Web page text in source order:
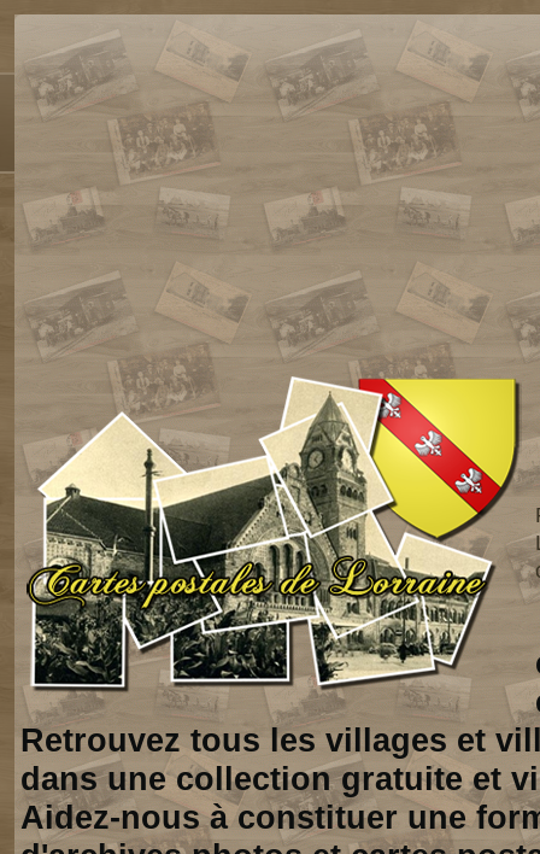
Retrouvez tous les villages et
dans une collection gratuite et
Aidez-nous à constituer une